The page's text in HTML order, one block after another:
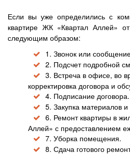
Если вы уже определились с
квартире ЖК «Квартал Аллей»
следующим образом:
1. Звонок или
2. Подсчет подробной
3. Встреча в офисе, во
корректировка договора и
4. Подписание договора.
5. Закупка материалов
6. Ремонт квартиры в
Аллей» с предоставлением
7. Уборка помещения.
8. Сдача готового